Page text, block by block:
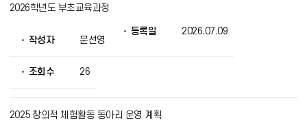
초
으
로
번
2026학년도 부초교육과정
작성자 문선영
등록일 2026.07.09
조회수 26
2025 창의적 체험활동 동아리 운영 계획